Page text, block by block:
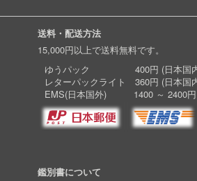
送料・配送方法
15,000円以上で送料無料です。
ゆうパック 400円 (日本国内
レターパックライト 360円 (日本国
EMS(日本国外) 1400 ～ 2400円
鑑別書について